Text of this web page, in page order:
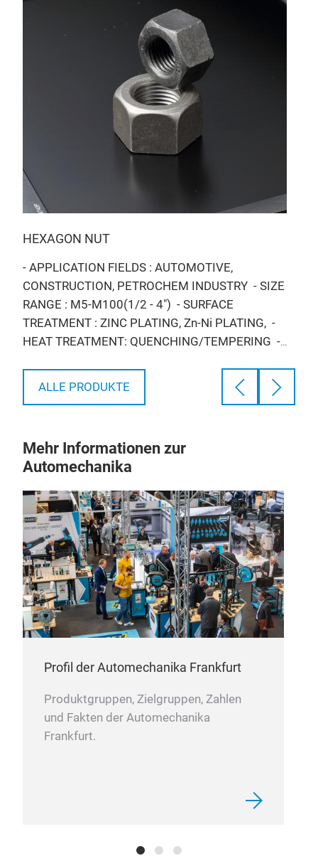
HEXAGON NUT
- APPLICATION FIELDS : AUTOMOTIVE,
CONSTRUCTION, PETROCHEM INDUSTRY - SIZE
RANGE : M5-M100(1/2 - 4") - SURFACE
TREATMENT : ZINC PLATING, Zn-Ni PLATING, -
HEAT TREATMENT: QUENCHING/TEMPERING -
ALLE PRODUKTE
Mehr Informationen zur
Automechanika
Profil der Automechanika Frankfurt
Produktgruppen, Zielgruppen, Zahlen
und Fakten der Automechanika
Frankfurt.